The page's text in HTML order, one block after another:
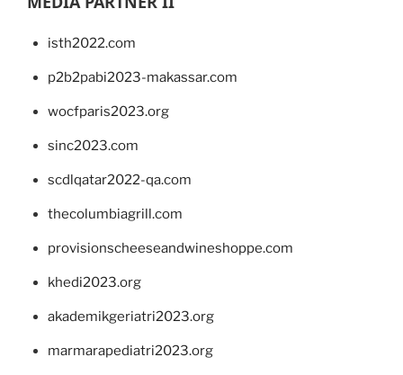
isth2022.com
p2b2pabi2023-makassar.com
wocfparis2023.org
sinc2023.com
scdlqatar2022-qa.com
thecolumbiagrill.com
provisionscheeseandwineshoppe.com
khedi2023.org
akademikgeriatri2023.org
marmarapediatri2023.org